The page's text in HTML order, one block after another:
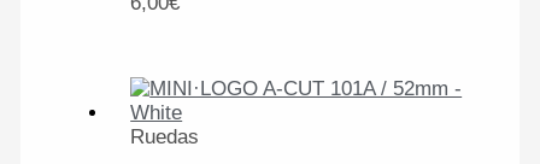
Ruedas